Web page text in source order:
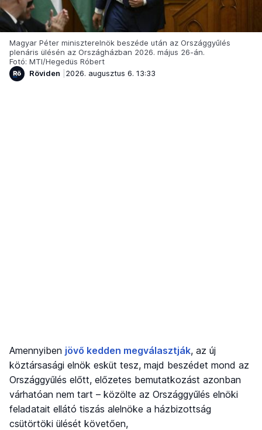
Magyar Péter miniszterelnök beszéde után az Országgyűlés
plenáris ülésén az Országházban 2026. május 26-án.
Fotó: MTI/Hegedüs Róbert
Röviden
2026. augusztus 6. 13:33
Amennyiben jövő kedden megválasztják, az új
köztársasági elnök esküt tesz, majd beszédet mond az
Országgyűlés előtt, előzetes bemutatkozást azonban
várhatóan nem tart – közölte az Országgyűlés elnöki
feladatait ellátó tiszás alelnöke a házbizottság
csütörtöki ülését követően,